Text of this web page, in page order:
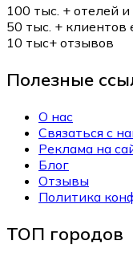
100 тыс. + отелей и
50 тыс. + клиентов
10 тыс+ отзывов
Полезные
О нас
Связаться с
Реклама на
Блог
Отзывы
Политика
ТОП городов